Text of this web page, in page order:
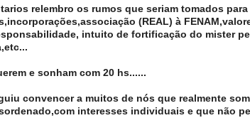
relembro os rumos que seriam tomados
(REAL) à
intuito de fortificação do mister
e sonham com 20 hs......
convencer a muitos de nós que realmente
interesses individuais e que não